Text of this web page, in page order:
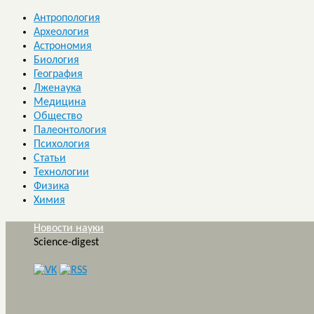
Антропология
Археология
Астрономия
Биология
География
Лженаука
Медицина
Общество
Палеонтология
Психология
Статьи
Технологии
Физика
Химия
Новости науки
Science-digest